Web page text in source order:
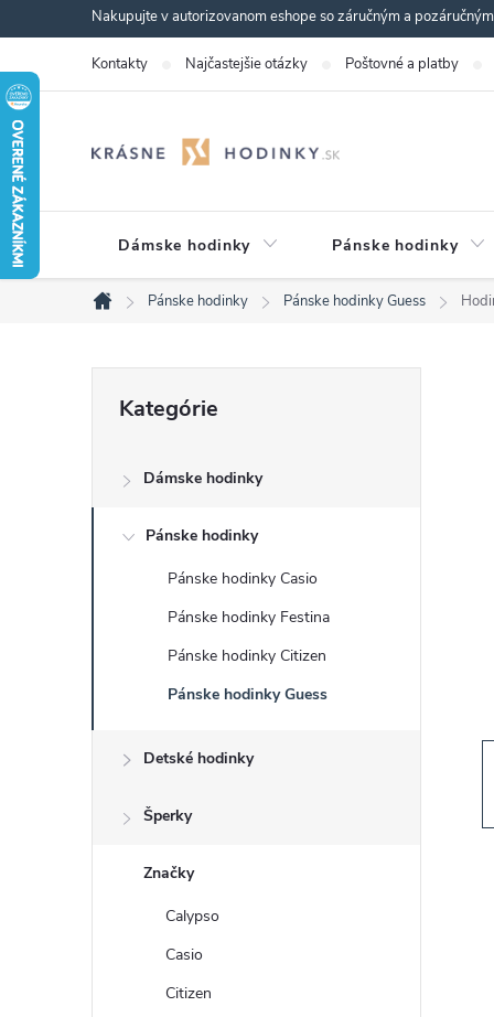
na
obsah
Nakupujte v autorizovanom eshope so záručným a
Kontakty Najčastejšie otázky Poštovné a platby
Dámske hodinky Pánske hodinky
Domov
Pánske hodinky Pánske hodinky Guess
č
a
kategórie
Kategórie
Dámske hodinky
Pánske hodinky
Pánske hodinky Casio
Pánske hodinky Festina
Pánske hodinky Citizen
Pánske hodinky Guess
Detské hodinky
Šperky
Značky
Calypso
Casio
Citizen